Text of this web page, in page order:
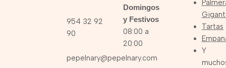
954 32 92
90
pepelnary@pepelnary.com
Domingos
y Festivos
08:00 a
20:00
Tartas
Y